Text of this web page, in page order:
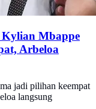
Mbappe
Arbeloa
jadi pilihan keempat
langsung